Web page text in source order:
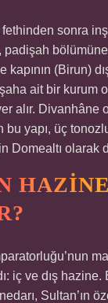
fethinden sonra
padişah
kapının (Birun)
ait bir kurum
alır. Divanhâne
bu yapı, üç
Domealtı olarak
iç ve dış
Sultan’ın